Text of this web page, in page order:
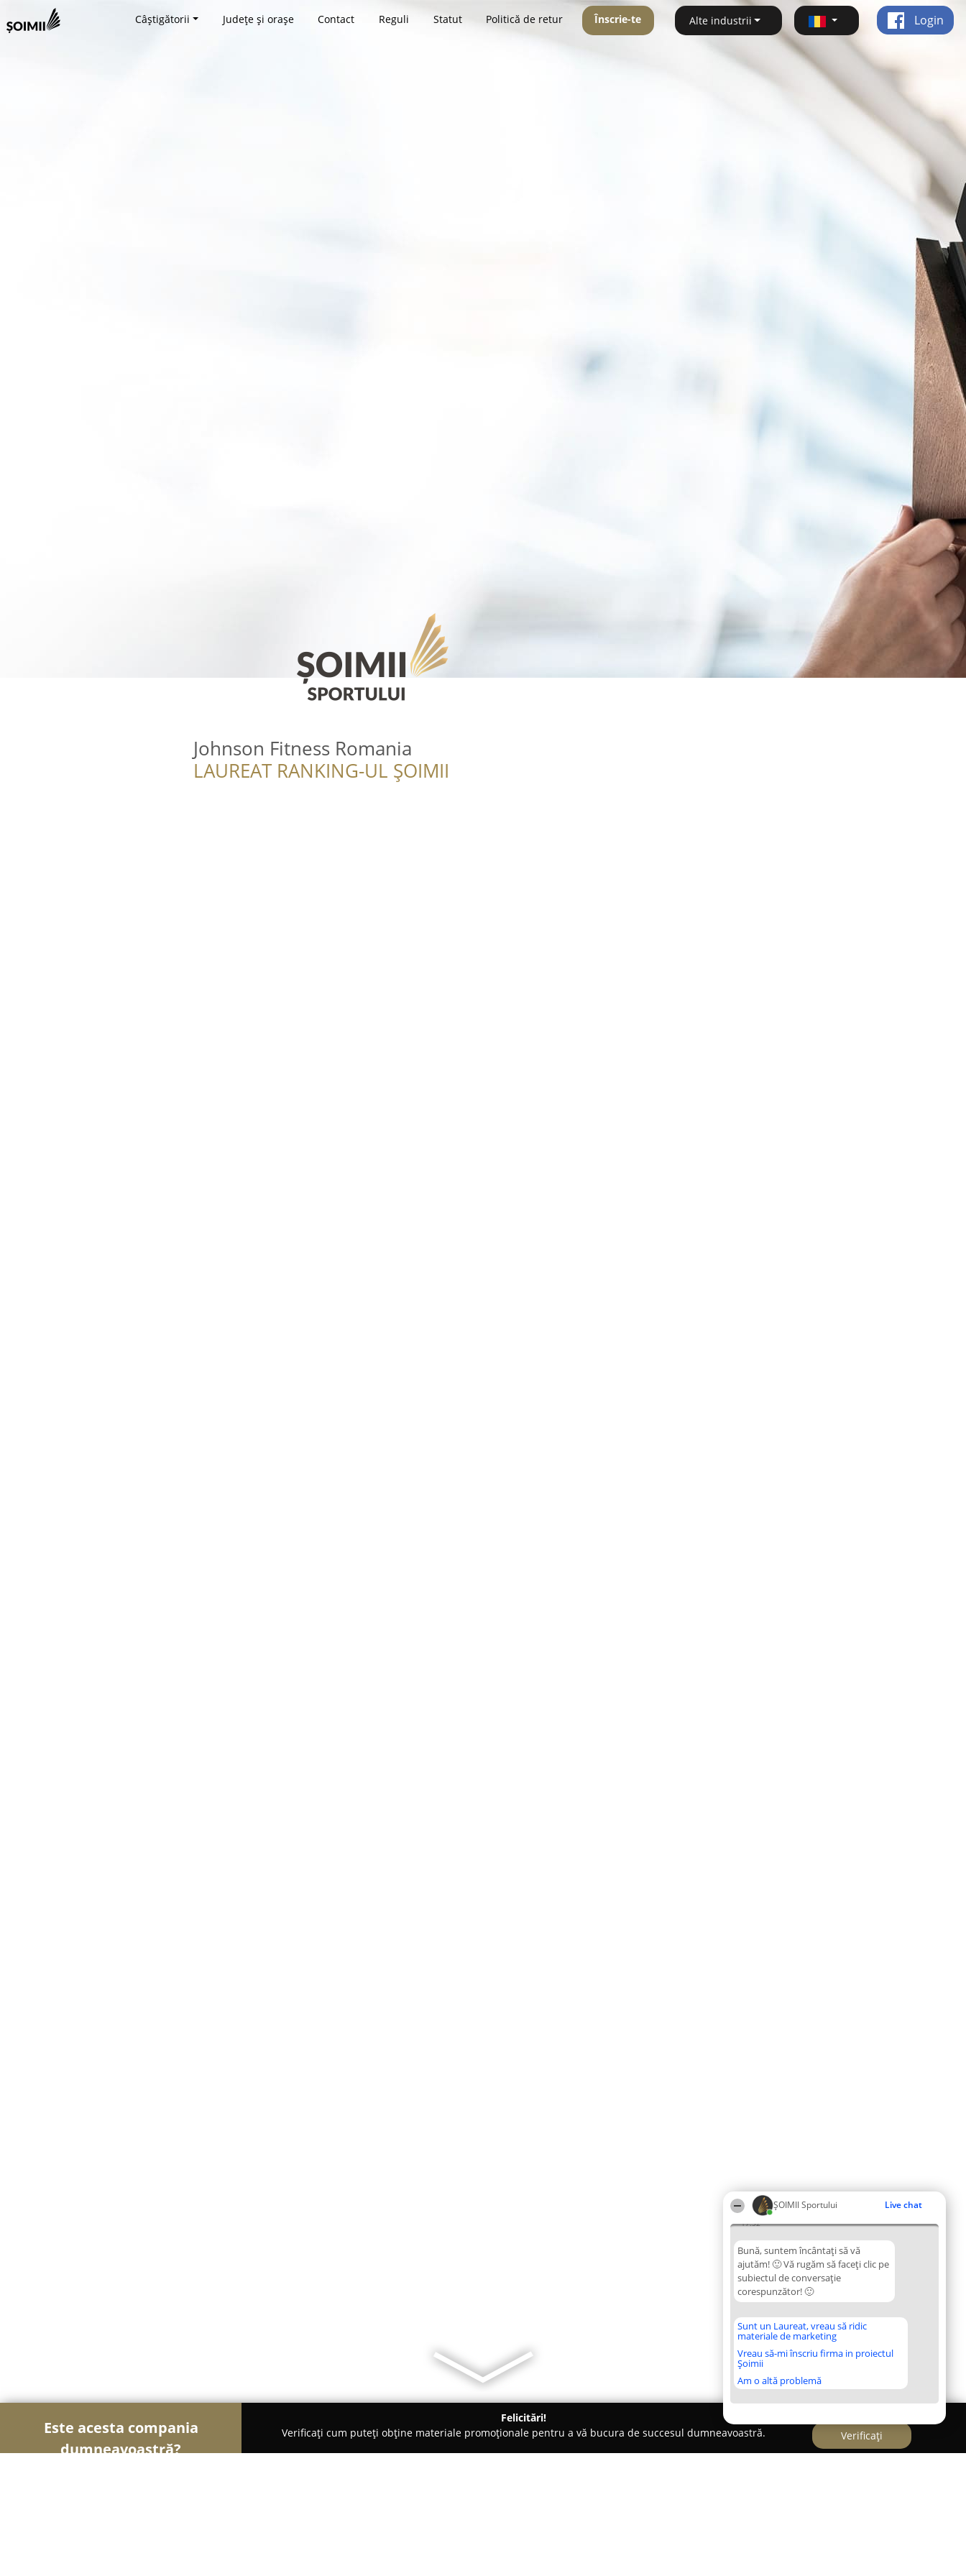
ȘOIMII Sportului Live chat
17:52
Bună, suntem încântați să vă
ajutăm! 🙂 Vă rugăm să faceți clic pe
subiectul de conversație
corespunzător! 🙂
Sunt un Laureat, vreau să ridic
materiale de marketing
Vreau să-mi înscriu firma in proiectul
Șoimii
Am o altă problemă
Câștigătorii Județe și orașe Contact Reguli Statut Politică de retur Înscrie-te Alte industrii Login
Johnson Fitness Romania
LAUREAT RANKING-UL ȘOIMII
Este acesta compania
dumneavoastră?
Felicitări!
Verificați cum puteți obține materiale promoționale pentru a vă bucura de succesul dumneavoastră.
Verificați